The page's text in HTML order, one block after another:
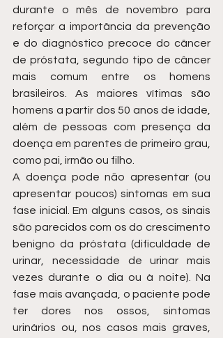
durante o mês de novembro para
reforçar a importância da prevenção
e do diagnóstico precoce do câncer
de próstata, segundo tipo de câncer
mais comum entre os homens
brasileiros. As maiores vítimas são
homens a partir dos 50 anos de idade,
além de pessoas com presença da
doença em parentes de primeiro grau,
como pai, irmão ou filho.
A doença pode não apresentar (ou
apresentar poucos) sintomas em sua
fase inicial. Em alguns casos, os sinais
são parecidos com os do crescimento
benigno da próstata (dificuldade de
urinar, necessidade de urinar mais
vezes durante o dia ou à noite). Na
fase mais avançada, o paciente pode
ter dores nos ossos, sintomas
urinários ou, nos casos mais graves,